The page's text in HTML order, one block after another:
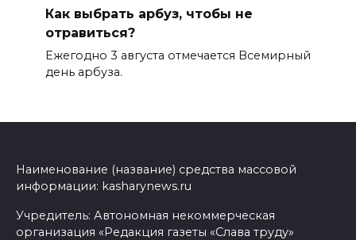
Как выбрать арбуз, чтобы не
отравиться?
Ежегодно 3 августа отмечается Всемирный
день арбуза.
Наименование (название) средства массовой
информации: kasharynews.ru
Учредитель: Автономная некоммерческая
организация «Редакция газеты «Слава труду»